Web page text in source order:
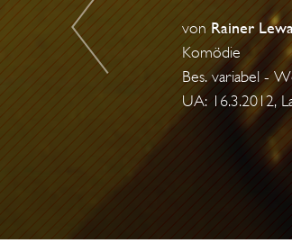
E
F
von Rainer
Komödie
Bes. variabel -
UA: 16.3.2012,